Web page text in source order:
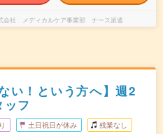
会社 メディカルケア事業部 ナース派遣
い！という方へ】週2
フ
土日祝日が休み 残業なし